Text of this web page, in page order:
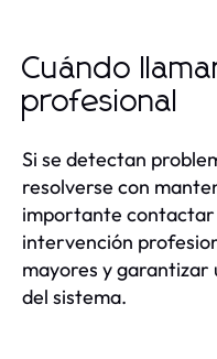
Cuándo
profesional
Si se detectan
resolverse con
importante contactar
intervención
mayores y
del sistema.